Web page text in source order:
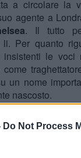
Do Not Process
a circolare la
agente a
. Il tutto
li. Per quanto
insistenti le voci
un nome
nascosto.
di buon
ad essere
senza dubbio,